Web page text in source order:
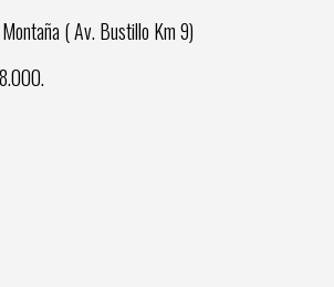
( Av. Bustillo Km 9)